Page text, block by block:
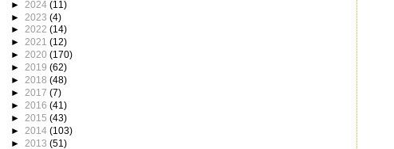
► 2024 (11)
► 2023 (4)
► 2022 (14)
► 2021 (12)
► 2020 (170)
► 2019 (62)
► 2018 (48)
► 2017 (7)
► 2016 (41)
► 2015 (43)
► 2014 (103)
► 2013 (51)